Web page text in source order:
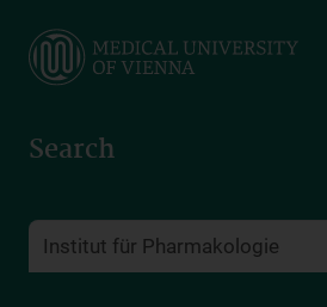
main
Search